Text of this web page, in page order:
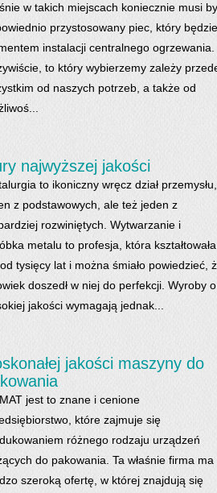
w takich miejscach koniecznie musi
przystosowany piec, który będzie
instalacji centralnego ogrzewania.
to który wybierzemy zależy
od naszych potrzeb, a także od
najwyższej jakości
to ikoniczny wręcz dział przemysłu,
z podstawowych, ale też jeden z
rozwiniętych. Wytwarzanie i
metalu to profesja, która kształtowała
tysięcy lat i można śmiało powiedzieć,
doszedł w niej do perfekcji. Wyroby o
jakości wymagają jednak...
jakości maszyny do
jest to znane i cenione
które zajmuje się
różnego rodzaju urządzeń
do pakowania. Ta właśnie firma ma
szeroką ofertę, w której znajdują się